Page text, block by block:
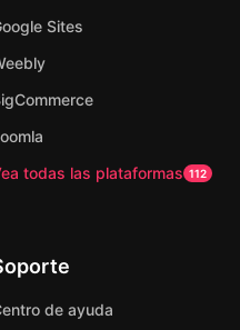
Sites
todas las plataformas 112
de ayuda